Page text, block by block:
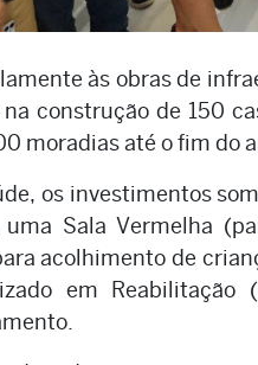
às obras de
construção de 150
moradias até o fim do
os investimentos
uma Sala Vermelha
acolhimento de
em